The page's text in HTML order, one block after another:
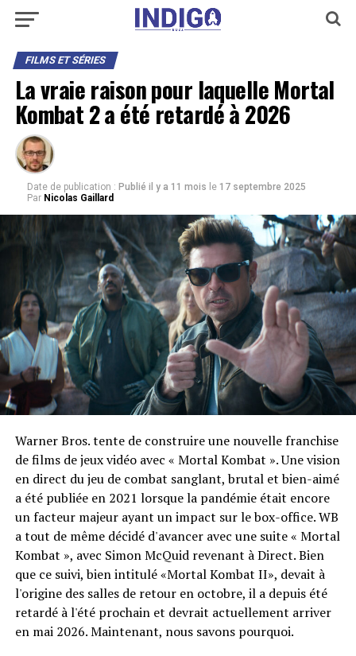
FILMS ET SÉRIES
La vraie raison pour laquelle Mortal
Kombat 2 a été retardé à 2026
Date de publication : Publié il y a 11 mois le 17 septembre 2025
Par Nicolas Gaillard
Warner Bros. tente de construire une nouvelle franchise
de films de jeux vidéo avec « Mortal Kombat ». Une vision
en direct du jeu de combat sanglant, brutal et bien-aimé
a été publiée en 2021 lorsque la pandémie était encore
un facteur majeur ayant un impact sur le box-office. WB
a tout de même décidé d'avancer avec une suite « Mortal
Kombat », avec Simon McQuid revenant à Direct. Bien
que ce suivi, bien intitulé «Mortal Kombat II», devait à
l'origine des salles de retour en octobre, il a depuis été
retardé à l'été prochain et devrait actuellement arriver
en mai 2026. Maintenant, nous savons pourquoi.